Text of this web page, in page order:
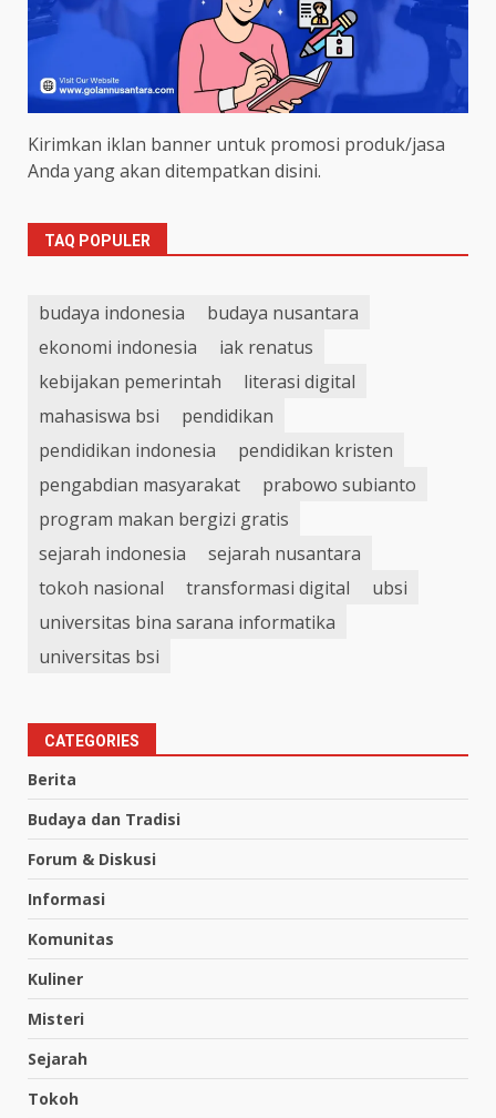
Kirimkan iklan banner untuk promosi produk/jasa
Anda yang akan ditempatkan disini.
TAQ POPULER
budaya indonesia
budaya nusantara
ekonomi indonesia
iak renatus
kebijakan pemerintah
literasi digital
mahasiswa bsi
pendidikan
pendidikan indonesia
pendidikan kristen
pengabdian masyarakat
prabowo subianto
program makan bergizi gratis
sejarah indonesia
sejarah nusantara
tokoh nasional
transformasi digital
ubsi
universitas bina sarana informatika
universitas bsi
CATEGORIES
Berita
Budaya dan Tradisi
Forum & Diskusi
Informasi
Komunitas
Kuliner
Misteri
Sejarah
Tokoh